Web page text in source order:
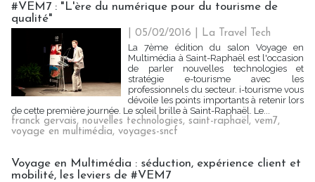
#VEM7 : "L'ère du numérique pour du tourisme de
qualité"
| 05/02/2016
La Travel Tech
La 7ème édition du salon Voyage en
Multimédia à Saint-Raphaël est l'occasion
de parler nouvelles technologies et
stratégie e-tourisme avec les
professionnels du secteur. i-tourisme vous
dévoile les points importants à retenir lors
de cette première journée. Le soleil brille à Saint-Raphaël. Le...
franck gervais, nouvelles technologies, saint-raphaël, vem7,
voyage en multimédia, voyages-sncf
Voyage en Multimédia : séduction, expérience client et
mobilité, les leviers de #VEM7